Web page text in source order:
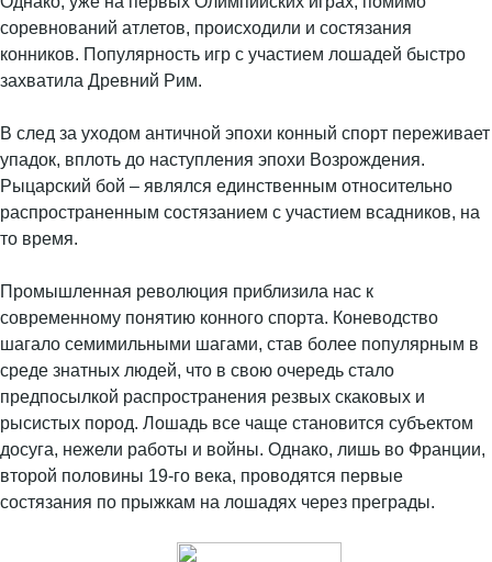
соревнований атлетов, происходили и состязания
конников. Популярность игр с участием лошадей быстро
захватила Древний Рим.
В след за уходом античной эпохи конный спорт переживает
упадок, вплоть до наступления эпохи Возрождения.
Рыцарский бой – являлся единственным относительно
распространенным состязанием с участием всадников, на
то время.
Промышленная революция приблизила нас к
современному понятию конного спорта. Коневодство
шагало семимильными шагами, став более популярным в
среде знатных людей, что в свою очередь стало
предпосылкой распространения резвых скаковых и
рысистых пород. Лошадь все чаще становится субъектом
досуга, нежели работы и войны. Однако, лишь во Франции,
второй половины 19-го века, проводятся первые
состязания по прыжкам на лошадях через преграды.